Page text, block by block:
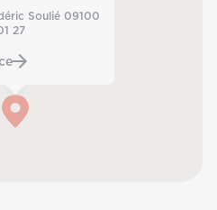
Soulié 09100
27